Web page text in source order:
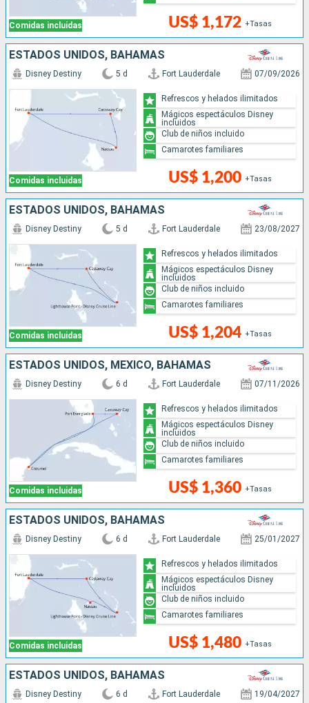
Comidas incluidas US$ 1,172 +Tasas
ESTADOS UNIDOS, BAHAMAS
Comidas incluidas
Disney Destiny 5 d Fort Lauderdale 07/09/2026
US$ 1,200 +Tasas
Refrescos y helados ilimitados
Mágicos espectáculos Disney
incluidos
Club de niños incluido
Camarotes familiares
ESTADOS UNIDOS, BAHAMAS
Comidas incluidas
Disney Destiny 5 d Fort Lauderdale 23/08/2027
US$ 1,204 +Tasas
Refrescos y helados ilimitados
Mágicos espectáculos Disney
incluidos
Club de niños incluido
Camarotes familiares
ESTADOS UNIDOS, MÉXICO, BAHAMAS
Comidas incluidas
Disney Destiny 6 d Fort Lauderdale 07/11/2026
US$ 1,360 +Tasas
Refrescos y helados ilimitados
Mágicos espectáculos Disney
incluidos
Club de niños incluido
Camarotes familiares
ESTADOS UNIDOS, BAHAMAS
Comidas incluidas
Disney Destiny 6 d Fort Lauderdale 25/01/2027
US$ 1,480 +Tasas
Refrescos y helados ilimitados
Mágicos espectáculos Disney
incluidos
Club de niños incluido
Camarotes familiares
ESTADOS UNIDOS, BAHAMAS
Disney Destiny 6 d Fort Lauderdale 19/04/2027